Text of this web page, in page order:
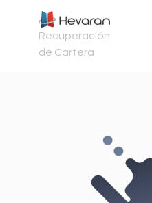
Recuperación
de Cartera